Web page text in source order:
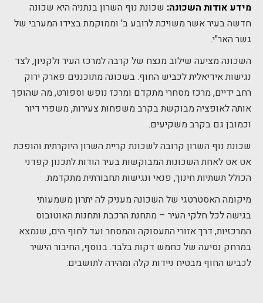
מידע אודות השכונה: שכונת נוף השרון בנתניה היא שכונה
חדשה בעיר אשר משויכת לרובע ב' וממוקמת בצידו המערבי של
גשר האר"י.
השכונה מציעה שילוב מנצח של קרבה למרכז העיר ולקניון, לצד
נגישות אידיאלית לכביש החוף. בשכונה מתוכננים פארק ירוק
רחב ידיים, מרכז מסחרי מתקדם ומרכז נופש וספורט, מה שהופך
אותה לאופציה מבוקשת בקרב משפחות צעירות, משפרי דיור
וכמובן גם בקרב משקיעים.
שכונת נוף השרון קרובה לשכונת קריית השרון היוקרתית והופכת
אט אט לאחת השכונות המבוקשות בעיר הודות לתכנון קפדני
הכולל תשתיות חינוך, פנאי ונגישות תחבורתית מתקדמת.
מיקומה האסטרטגי של השכונה מעניק לה יתרון משמעותי
בגישה לכל חלקי העיר – מתחנת הרכבת ותחנות האוטובוס
המרכזיות, דרך אזורי התעסוקה והמסחר ועד לחוף הים, שנמצא
במרחק נסיעה של כחמש דקות בלבד. בנוסף, החיבור הישיר
לכביש החוף מבטיח ניידות קלה ומהירה לתושבים.